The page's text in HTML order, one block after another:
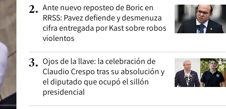
2. Ante nuevo reposteo de Boric en
RRSS: Pavez defiende y desmenuza
cifra entregada por Kast sobre robos
violentos
3. Ojos de la llave: la celebración de
Claudio Crespo tras su absolución y
el diputado que ocupó el sillón
presidencial